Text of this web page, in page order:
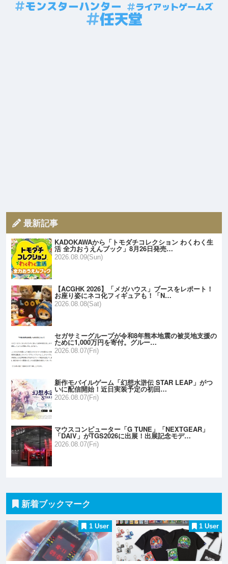
モンスターハンター ライアットゲームズ
任天堂
最新記事
KADOKAWAから「トモダチコレクション わくわく生
活 全力おうえんブック」8月26日発売…
2026.08.09(Sun)
【ACGHK 2026】「メガハウス」ブースをレポート！
お座り姿にネコ化フィギュアも！「N…
2026.08.08(Sat)
セガサミーグループが令和8年熊本地震の被災地支援の
ために1,000万円を寄付。グルー…
2026.08.07(Fri)
新作モバイルゲーム「幻想水滸伝 STAR LEAP」がつ
いに配信開始！近日実装予定の初回…
2026.08.07(Fri)
マウスコンピューター「G TUNE」「NEXTGEAR」
「DAIV」がTGS2026に出展！出展記念モデ…
2026.08.07(Fri)
新着ブックマーク
1 User 1 User